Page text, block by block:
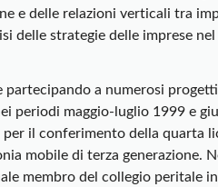
e delle relazioni verticali tra
delle strategie delle imprese
partecipando a numerosi
periodi maggio-luglio 1999 e
il conferimento della quarta
mobile di terza generazione.
membro del collegio peritale